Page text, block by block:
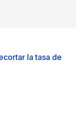
la tasa de